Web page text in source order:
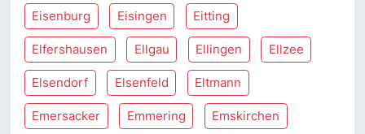
Eisenburg Eisingen Eitting
Elfershausen Ellgau Ellingen Ellzee
Elsendorf Elsenfeld Eltmann
Emersacker Emmering Emskirchen